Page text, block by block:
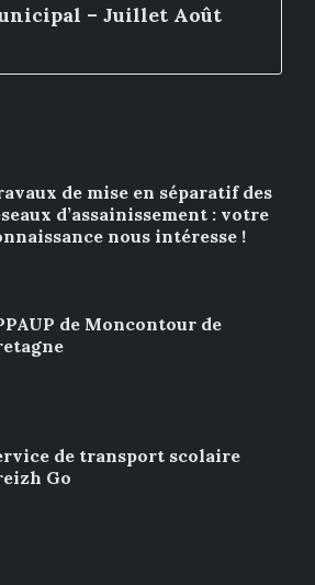
– Juillet Août
de mise en séparatif des
d’assainissement : votre
nous intéresse !
de Moncontour de
de transport scolaire
Go